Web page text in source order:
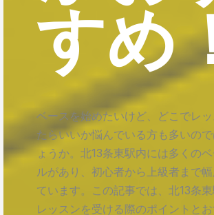
すめ
ベースを始めたいけど、どこでレ
たらいいか悩んでいる方も多いの
ょうか。北13条東駅内には多くの
ルがあり、初心者から上級者まで
ています。この記事では、北13条
レッスンを受ける際のポイントと